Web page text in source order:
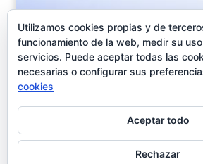
Utilizamos cookies propias y de
funcionamiento de la web, medir su
servicios. Puede aceptar todas las
necesarias o configurar sus
cookies
Aceptar todo
Rechazar